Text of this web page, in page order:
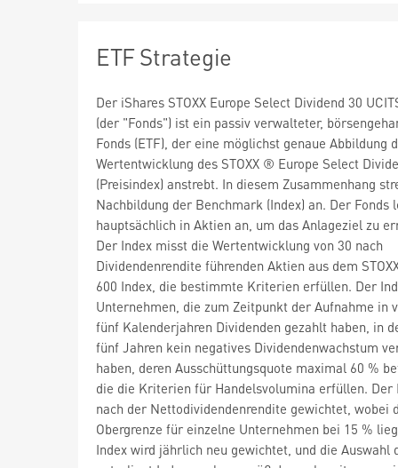
ETF Strategie
Der iShares STOXX Europe Select Dividend 30
(der "Fonds") ist ein passiv verwalteter,
Fonds (ETF), der eine möglichst genaue Abbildung
Wertentwicklung des STOXX ® Europe Select
(Preisindex) anstrebt. In diesem Zusammenhang
Nachbildung der Benchmark (Index) an. Der Fonds
hauptsächlich in Aktien an, um das Anlageziel zu
Der Index misst die Wertentwicklung von 30 nach
Dividendenrendite führenden Aktien aus dem
600 Index, die bestimmte Kriterien erfüllen. Der
Unternehmen, die zum Zeitpunkt der Aufnahme in
fünf Kalenderjahren Dividenden gezahlt haben, in
fünf Jahren kein negatives Dividendenwachstum
haben, deren Ausschüttungsquote maximal 60 %
die die Kriterien für Handelsvolumina erfüllen. Der
nach der Nettodividendenrendite gewichtet, wobei
Obergrenze für einzelne Unternehmen bei 15 %
Index wird jährlich neu gewichtet, und die Auswahl